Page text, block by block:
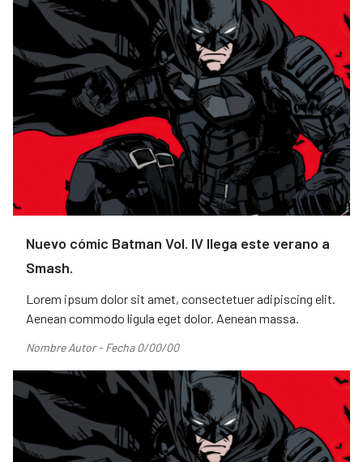
Nuevo cómic Batman Vol. IV llega este verano a
Smash.
Lorem ipsum dolor sit amet, consectetuer adipiscing elit.
Aenean commodo ligula eget dolor. Aenean massa.
Nombre Autor - Fecha 0/00/00